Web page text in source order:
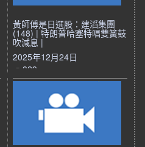
黃師傅是日選股：建滔集團
(148) | 特朗普哈塞特唱雙簧鼓
吹減息 |
2025年12月24日
829